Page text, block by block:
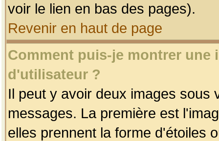
voir le lien en bas des pages).
Revenir en haut de page
Comment puis-je montrer une
d'utilisateur ?
Il peut y avoir deux images sous
messages. La première est
elles prennent la forme d'étoiles